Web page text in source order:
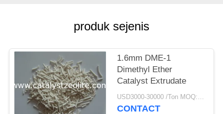
produk sejenis
1.6mm DME-1
Dimethyl Ether
Catalyst Extrudate
USD3000-30000 /Ton MOQ:1 KG
CONTACT